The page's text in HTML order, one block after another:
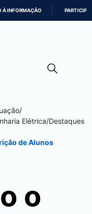
À INFORMAÇÃO PARTICIPE
/
Elétrica/Destaques
de Alunos
o